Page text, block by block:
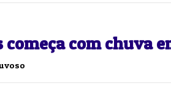
com chuva